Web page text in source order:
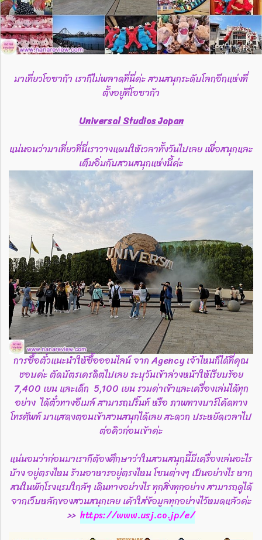
มาเที่ยวโอซาก้า เราก็ไม่พลาดที่นี่ค่ะ สวนสนุกระดับโลกอีกแห่งที่
ตั้งอยู่ที่โอซาก้า
Universal Studios Japan
แน่นอนว่ามาเที่ยวที่นี่เราวางแผนให้เวลาทั้งวันไปเลย เพื่อสนุกและ
เต็มอิ่มกับสวนสนุกแห่งนี้ค่ะ
การซื้อตั๋วแนะนำให้ซื้อออนไลน์ จาก Agency เจ้าไหนก็ได้ที่คุณ
ชอบค่ะ ตัดบัตรเครดิตไปเลย ระบุวันเข้าล่วงหน้าให้เรียบร้อย
7,400 เยน และเด็ก 5,100 เยน รวมค่าเข้าและเครื่องเล่นได้ทุก
อย่าง ได้ตั๋วทางอีเมล์ สามารถปริ๊นท์ หรือ ภาพทางบาร์โค้ดทาง
โทรศัพท์ มาแสดงตอนเข้าสวนสนุกได้เลย สะดวก ประหยัดเวลาไป
ต่อคิวก่อนเข้าค่ะ
แน่นอนว่าก่อนมาเราก็ต้องศึกษาว่าในสวนสนุกนี้มีเครื่องเล่นอะไร
บ้าง อยู่ตรงไหน ร้านอาหารอยู่ตรงไหน โซนต่างๆ เป็นอย่างไร หาก
สนในพักโรงแรมใกล้ๆ เดินทางอย่างไร ทุกสิ่งทุกอย่าง สามารถดูได้
จากเว็บหลักของสวนสนุกเลย เค้าใส่ข้อมูลทุกอย่างไว้หมดแล้วค่ะ
>> https://www.usj.co.jp/e/